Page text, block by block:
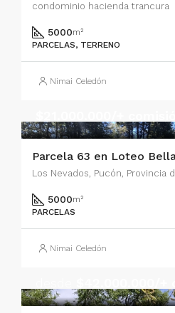
condominio hacienda trancura
5000m²
PARCELAS, TERRENO
Nimai Celedón
Parcela 63 en Loteo
5000m²
PARCELAS
Nimai Celedón
$42.000.000/+